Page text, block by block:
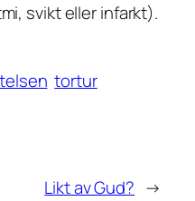
svikt eller infarkt).
tortur
Likt av Gud? →